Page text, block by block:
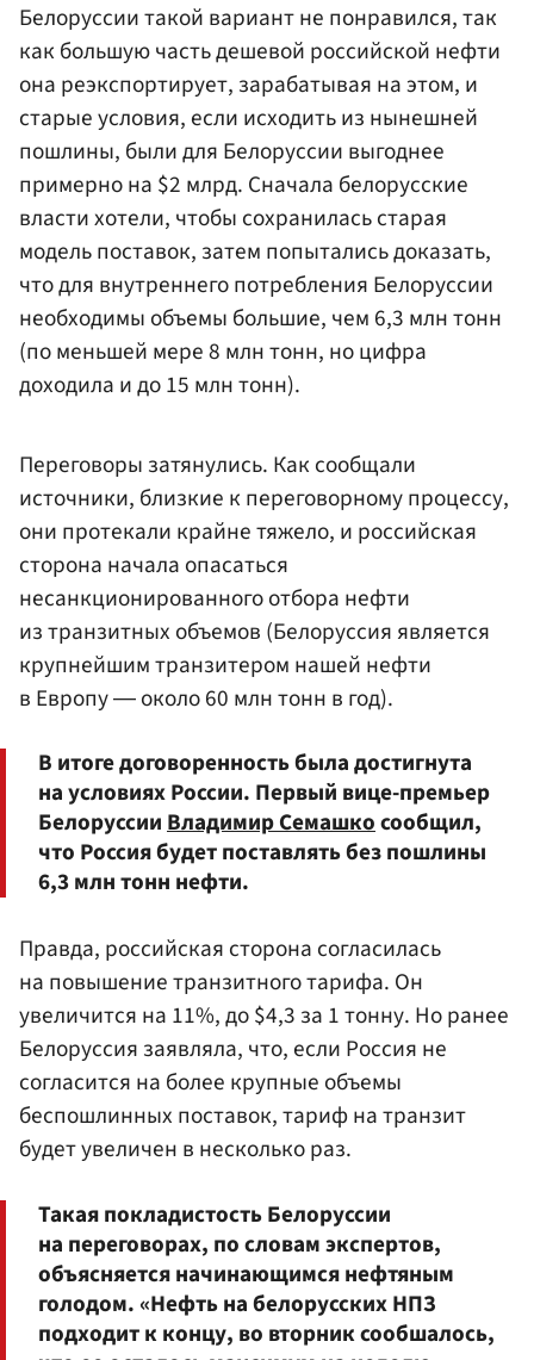
Белоруссии такой вариант не понравился, так
как большую часть дешевой российской нефти
она реэкспортирует, зарабатывая на этом, и
старые условия, если исходить из нынешней
пошлины, были для Белоруссии выгоднее
примерно на $2 млрд. Сначала белорусские
власти хотели, чтобы сохранилась старая
модель поставок, затем попытались доказать,
что для внутреннего потребления Белоруссии
необходимы объемы большие, чем 6,3 млн тонн
(по меньшей мере 8 млн тонн, но цифра
доходила и до 15 млн тонн).
Переговоры затянулись. Как сообщали
источники, близкие к переговорному процессу,
они протекали крайне тяжело, и российская
сторона начала опасаться
несанкционированного отбора нефти
из транзитных объемов (Белоруссия является
крупнейшим транзитером нашей нефти
в Европу ― около 60 млн тонн в год).
В итоге договоренность была достигнута
на условиях России. Первый вице-премьер
БелоруссииВладимир Семашкосообщил,
что Россия будет поставлять без пошлины
6,3 млн тонн нефти.
Правда, российская сторона согласилась
на повышение транзитного тарифа. Он
увеличится на 11%, до $4,3 за 1 тонну. Но ранее
Белоруссия заявляла, что, если Россия не
согласится на более крупные объемы
беспошлинных поставок, тариф на транзит
будет увеличен в несколько раз.
Такая покладистость Белоруссии
на переговорах, по словам экспертов,
объясняется начинающимся нефтяным
голодом. «Нефть на белорусских НПЗ
подходит к концу, во вторник сообшалось,